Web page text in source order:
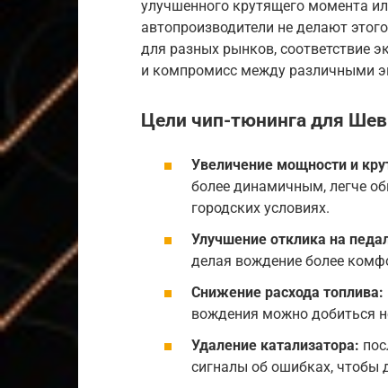
улучшенного крутящего момента
автопроизводители не делают
для разных рынков, соответствие
и компромисс между различными
Цели чип-тюнинга для
Увеличение мощности и
более динамичным, легче
городских условиях.
Улучшение отклика на
делая вождение более
Снижение расхода топлива:
вождения можно добиться
Удаление катализатора:
сигналы об ошибках, чтобы